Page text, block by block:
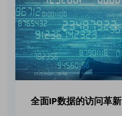
全面IP数据的访问革新